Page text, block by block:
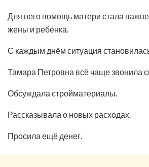
Для него помощь матери стала
жены и ребёнка.
С каждым днём ситуация
Тамара Петровна всё чаще звонила
Обсуждала стройматериалы.
Рассказывала о новых расходах.
Просила ещё денег.